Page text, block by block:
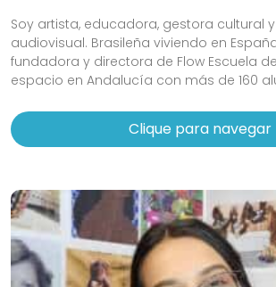
Soy artista, educadora, gestora cultural
audiovisual. Brasileña viviendo en
fundadora y directora de Flow Escuela
espacio en Andalucía con más de 160
Clique para navegar